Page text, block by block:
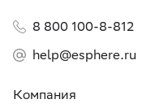
Компания
8 800 100-8-812
help@esphere.ru